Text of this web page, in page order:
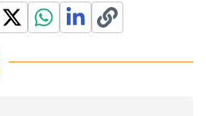
y
V